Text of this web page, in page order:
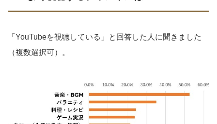
「YouTubeを視聴している」と回答した人に聞きました
（複数選択可）。